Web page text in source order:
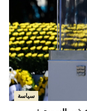
سياسة